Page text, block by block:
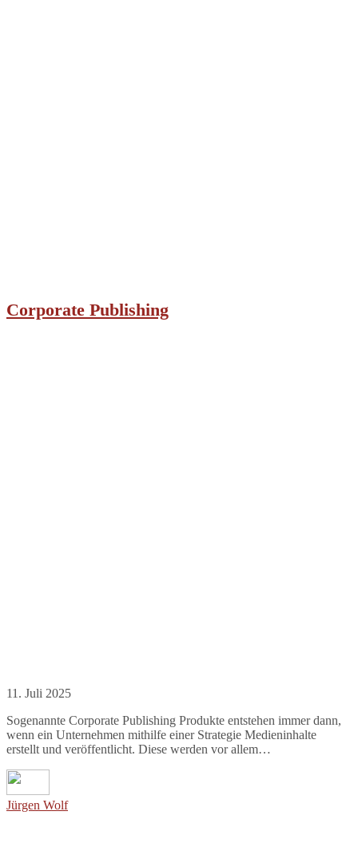
Corporate Publishing
11. Juli 2025
Sogenannte Corporate Publishing Produkte entstehen immer dann,
wenn ein Unternehmen mithilfe einer Strategie Medieninhalte
erstellt und veröffentlicht. Diese werden vor allem…
Jürgen Wolf